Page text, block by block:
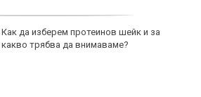
Как да изберем протеинов шейк и за
какво трябва да внимаваме?